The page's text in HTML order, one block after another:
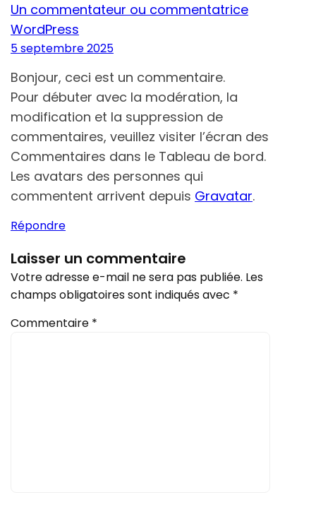
Un commentateur ou commentatrice
WordPress
5 septembre 2025
Bonjour, ceci est un commentaire.
Pour débuter avec la modération, la
modification et la suppression de
commentaires, veuillez visiter l’écran des
Commentaires dans le Tableau de bord.
Les avatars des personnes qui
commentent arrivent depuis Gravatar.
Répondre
Laisser un commentaire
Votre adresse e-mail ne sera pas publiée. Les
champs obligatoires sont indiqués avec *
Commentaire *